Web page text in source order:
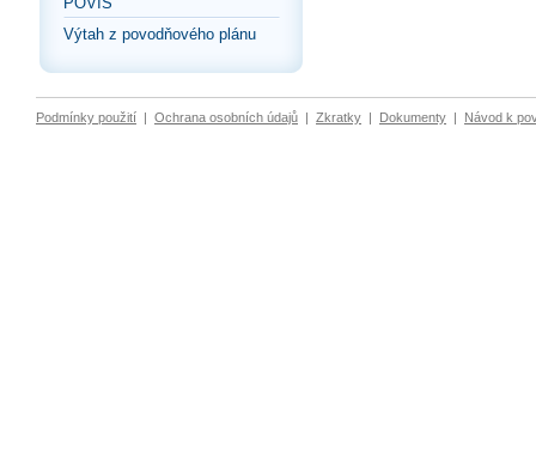
Výtah z povodňového plánu
Podmínky použití | Ochrana osobních údajů | Zkratky | Dokumenty | Návod k